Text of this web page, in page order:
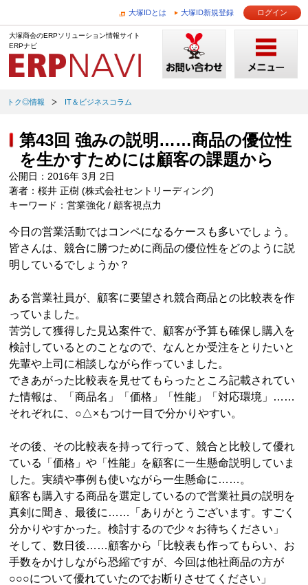
大塚IDとは 大塚ID新規登録 ログイン
大塚商会のERPソリューション情報サイト
ERPナビ
トク◎情報 IT＆ビジネスコラム
第43回 強みの説明……商品の優位性
を生かすためには顧客の課題から
公開日：2016年 3月 2日
著者：桜井 正樹 (株式会社セントリーディング)
キーワード：営業強化 / 顧客視点力
今日の営業活動ではコンペになるケースも多いでしょう。
皆さんは、競合に勝つために商品の優位性をどのように説
明しているでしょうか？
ある営業社員が、顧客に要望され競合商品との比較表を作
っていました。
苦労して獲得した見込案件で、顧客が予算も確保し購入を
検討しているとのことなので、なんとか受注をとりたいと
先輩や上司に相談しながら作っていました。
できあがった比較表を見せてもらったところ記載されてい
た情報は、「商品名」「価格」「性能」「対応環境」……
それぞれに、○△×もつけ一目で分かりやすい。
その後、その比較表を持って行って、競合と比較して優れ
ている「価格」や「性能」を顧客に一生懸命説明していま
した。実績や事例も使いながら一生懸命に……。
顧客も購入する商品を選定しているので営業社員の説明を
真剣に聞き、最後に……「ありがとうございます。すごく
分かりやすかった。検討するので少々お待ちください」
そして、数日後……顧客から「比較表も作ってもらい、お
手数をかけしながら恐縮ですが、今回は他社商品の方が
○○○について優れていたのでお断りさせてください」